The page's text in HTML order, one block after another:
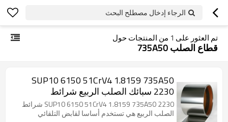
الرجاء إدخال مصطلح البحث
تم العثور على 1 من المنتجات حول
قطاع الصلب 735A50
SUP10 6150 51CrV4 1.8159 735A50
2230 سبائك الصلب الربيع شرائط
SUP10 6150 51CrV4 1.8159 735A50 2230 شرائط
الصلب الربيع هي تستخدم أساسا لقابض التلقائي